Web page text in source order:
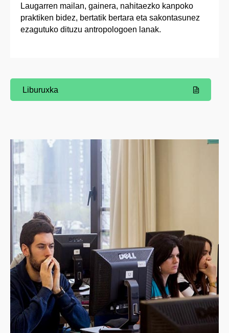
Laugarren mailan, gainera, nahitaezko kanpoko
praktiken bidez, bertatik bertara eta sakontasunez
ezagutuko dituzu antropologoen lanak.
(Beste leiho bat zabalduko du)
Liburuxka